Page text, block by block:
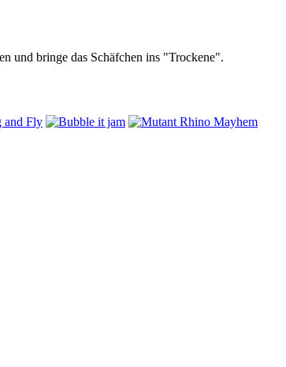
und bringe das Schäfchen ins "Trockene".